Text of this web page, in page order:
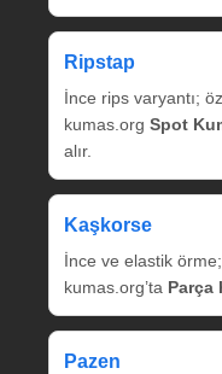
Ripstap
İnce rips varyantı;
kumas.org Spot
alır.
Kaşkorse
İnce ve elastik
kumas.org’ta Parça
Pazen